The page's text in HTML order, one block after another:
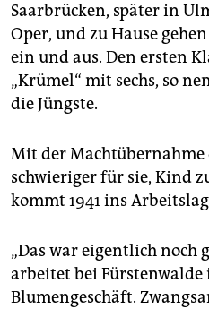
Saarbrücken, später in
Oper, und zu Hause
ein und aus. Den ersten
„Krümel“ mit sechs, so
die Jüngste.
Mit der
schwieriger für sie, Kind
kommt 1941 ins
„Das war eigentlich noch
arbeitet bei Fürstenwalde
Blumengeschäft.